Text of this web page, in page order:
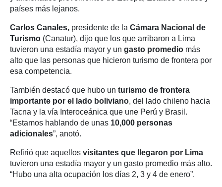
países más lejanos.
Carlos Canales, presidente de la Cámara Nacional de
Turismo (Canatur), dijo que los que arribaron a Lima
tuvieron una estadía mayor y un gasto promedio más
alto que las personas que hicieron turismo de frontera por
esa competencia.
También destacó que hubo un turismo de frontera
importante por el lado boliviano, del lado chileno hacia
Tacna y la vía Interoceánica que une Perú y Brasil.
“Estamos hablando de unas 10,000 personas
adicionales”, anotó.
Refirió que aquellos visitantes que llegaron por Lima
tuvieron una estadía mayor y un gasto promedio más alto.
“Hubo una alta ocupación los días 2, 3 y 4 de enero”.